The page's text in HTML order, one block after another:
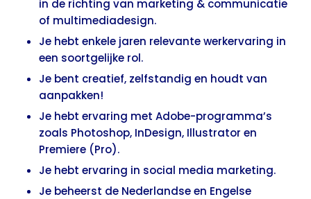
in de richting van marketing & communicatie
of multimediadesign.
Je hebt enkele jaren relevante werkervaring in
een soortgelijke rol.
Je bent creatief, zelfstandig en houdt van
aanpakken!
Je hebt ervaring met Adobe-programma’s
zoals Photoshop, InDesign, Illustrator en
Premiere (Pro).
Je hebt ervaring in social media marketing.
Je beheerst de Nederlandse en Engelse